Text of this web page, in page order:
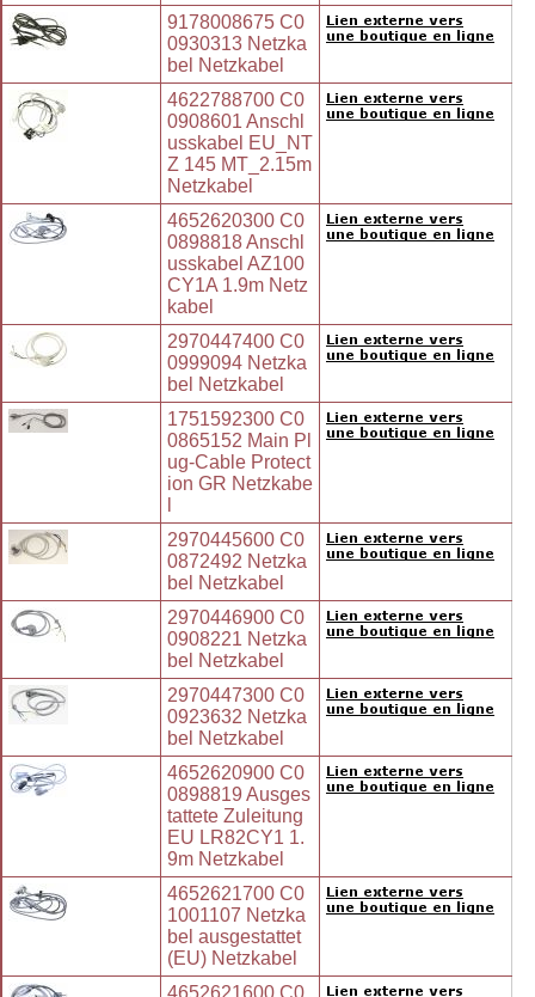
9178008675 C0
0930313 Netzka
bel Netzkabel
4622788700 C0
0908601 Anschl
usskabel EU_NT
Z 145 MT_2.15m
Netzkabel
4652620300 C0
0898818 Anschl
usskabel AZ100
CY1A 1.9m Netz
kabel
2970447400 C0
0999094 Netzka
bel Netzkabel
1751592300 C0
0865152 Main Pl
ug-Cable Protect
ion GR Netzkabe
2970445600 C0
0872492 Netzka
bel Netzkabel
2970446900 C0
0908221 Netzka
bel Netzkabel
2970447300 C0
0923632 Netzka
bel Netzkabel
4652620900 C0
0898819 Ausges
tattete Zuleitung
EU LR82CY1 1.
9m Netzkabel
4652621700 C0
1001107 Netzka
bel ausgestattet
(EU) Netzkabel
4652621600 C0